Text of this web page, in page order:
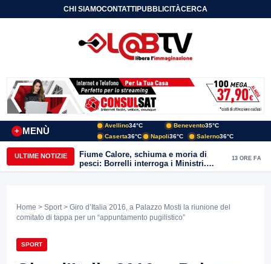
CHI SIAMOCONTATTIPUBBLICITÀCERCA
MENÙ
+
Avellino34°C Benevento35°C
Caserta36°C Napoli36°C Salerno36°C
ULTIME NOTIZIE
Fiume Calore, schiuma e moria di
pesci: Borrelli interroga i Ministri.
“Benevento paga l’assenza del
13 ORE FA
Home > Sport > Giro d’Italia 2016, a Palazzo Mosti la riunione del
comitato di tappa per un “appuntamento pugilistico”
SPORT